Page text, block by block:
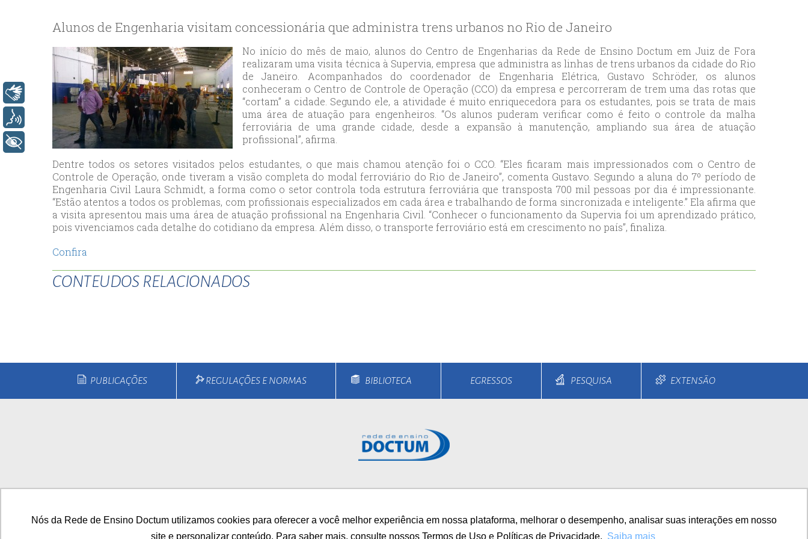
Nós da Rede de Ensino Doctum utilizamos cookies para oferecer a você melhor experiência em nossa plataforma, melhorar o desempenho, analisar suas interações em nosso
site e personalizar conteúdo. Para saber mais, consulte nossos Termos de Uso e Políticas de Privacidade. Saiba mais
avcılar
escort
bagcılar
escort
beylikduzu
escort
bahcesehir
escort
umraniye
escort
atasehirescort
sisli
escort
esenyurt
istanbul
Alunos de Engenharia visitam concessionária que administra trens urbanos no Rio de Janeiro
No início do mês de maio, alunos do Centro de Engenharias da Rede de Ensino Doctum em Juiz de Fora
realizaram uma visita técnica à Supervia, empresa que administra as linhas de trens urbanos da cidade do Rio
de Janeiro. Acompanhados do coordenador de Engenharia Elétrica, Gustavo Schröder, os alunos
conheceram o Centro de Controle de Operação (CCO) da empresa e percorreram de trem uma das rotas que
“cortam” a cidade. Segundo ele, a atividade é muito enriquecedora para os estudantes, pois se trata de mais
uma área de atuação para engenheiros. “Os alunos puderam verificar como é feito o controle da malha
ferroviária de uma grande cidade, desde a expansão à manutenção, ampliando sua área de atuação
profissional”, afirma.
Dentre todos os setores visitados pelos estudantes, o que mais chamou atenção foi o CCO. “Eles ficaram mais impressionados com o Centro de
Controle de Operação, onde tiveram a visão completa do modal ferroviário do Rio de Janeiro”, comenta Gustavo. Segundo a aluna do 7º período de
Engenharia Civil Laura Schmidt, a forma como o setor controla toda estrutura ferroviária que transposta 700 mil pessoas por dia é impressionante.
“Estão atentos a todos os problemas, com profissionais especializados em cada área e trabalhando de forma sincronizada e inteligente.” Ela afirma que
a visita apresentou mais uma área de atuação profissional na Engenharia Civil. “Conhecer o funcionamento da Supervia foi um aprendizado prático,
pois vivenciamos cada detalhe do cotidiano da empresa. Além disso, o transporte ferroviário está em crescimento no país”, finaliza.
Confira
CONTEUDOS RELACIONADOS
PUBLICAÇÕES REGULAÇÕES E NORMAS BIBLIOTECA EGRESSOS PESQUISA EXTENSÃO
Home Quem Somos Cursos Unidades Notícias Vestibular Bolsas e Parcelamentos Diferenciais
AUTOAVALIAÇÃO INSTITUCIONAL
Libras
+ Acessibilidade